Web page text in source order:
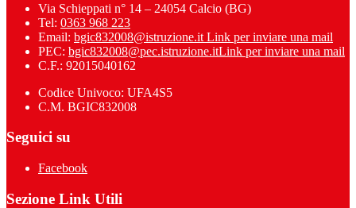
Via Schieppati n° 14 – 24054 Calcio (BG)
Tel: 0363 968 223
Email: bgic832008@istruzione.it Link per inviare una mail
PEC: bgic832008@pec.istruzione.itLink per inviare una mail
C.F.: 92015040162
Codice Univoco: UFA4S5
C.M. BGIC832008
Seguici su
Facebook
Sezione Link Utili